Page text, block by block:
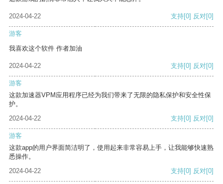
2024-04-22 支持[0] 反对[0]
游客
我喜欢这个软件 作者加油
2024-04-22 支持[0] 反对[0]
游客
这款加速器VPM应用程序已经为我们带来了无限的隐私保护和安全性保
护。
2024-04-22
支持[0] 反对[0]
游客
这款app的用户界面简洁明了，使用起来非常容易上手，让我能够快速熟
悉操作。
2024-04-22
支持[0] 反对[0]